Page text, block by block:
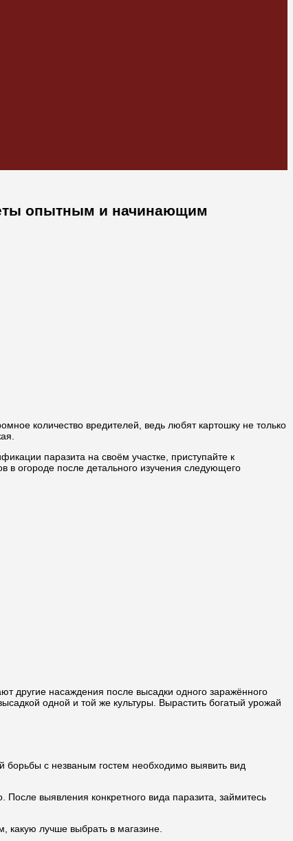
опытным и начинающим
количество вредителей, ведь любят картошку не только
паразита на своём участке, приступайте к
в огороде после детального изучения следующего
другие насаждения после высадки одного заражённого
одной и той же культуры. Вырастить богатый урожай
с незваным гостем необходимо выявить вид
выявления конкретного вида паразита, займитесь
какую лучше выбрать в магазине.